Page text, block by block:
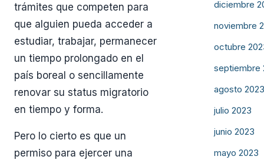
trámites que competen para
que alguien pueda acceder a
estudiar, trabajar, permanecer
un tiempo prolongado en el
país boreal o sencillamente
renovar su status migratorio
en tiempo y forma.
Pero lo cierto es que un
permiso para ejercer una
diciembre
noviembre
octubre
septiembre
agosto 2023
julio 2023
junio 2023
mayo 2023